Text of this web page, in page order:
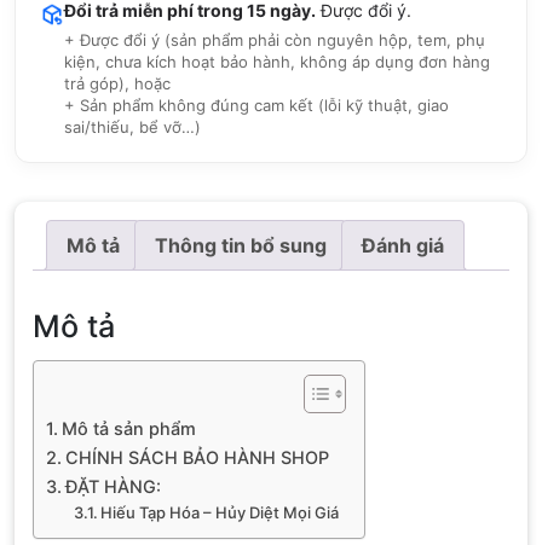
Đổi trả miễn phí trong 15 ngày. Được đổi ý.
+ Được đổi ý (sản phẩm phải còn nguyên hộp, tem, phụ
kiện, chưa kích hoạt bảo hành, không áp dụng đơn hàng
trả góp), hoặc
+ Sản phẩm không đúng cam kết (lỗi kỹ thuật, giao
sai/thiếu, bể vỡ…)
Mô tả Thông tin bổ sung Đánh giá
Mô tả
Mô tả sản phẩm
CHÍNH SÁCH BẢO HÀNH SHOP
ĐẶT HÀNG:
Hiếu Tạp Hóa – Hủy Diệt Mọi Giá